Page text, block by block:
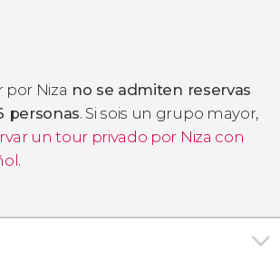
por Niza no se admiten reservas
personas. Si sois un grupo mayor,
un tour privado por Niza con
.